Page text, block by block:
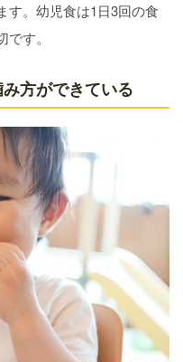
す。幼児食は1日3回の食
す。
方ができている